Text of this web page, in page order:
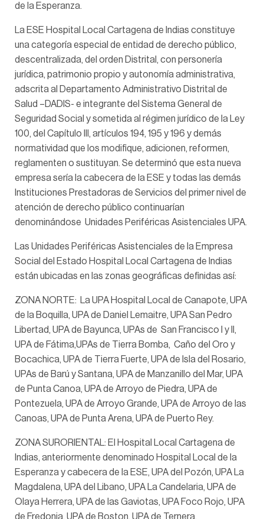
de la Esperanza.
La ESE Hospital Local Cartagena de Indias constituye
una categoría especial de entidad de derecho público,
descentralizada, del orden Distrital, con personería
jurídica, patrimonio propio y autonomía administrativa,
adscrita al Departamento Administrativo Distrital de
Salud –DADIS- e integrante del Sistema General de
Seguridad Social y sometida al régimen jurídico de la Ley
100, del Capítulo III, artículos 194, 195 y 196 y demás
normatividad que los modifique, adicionen, reformen,
reglamenten o sustituyan. Se determinó que esta nueva
empresa sería la cabecera de la ESE y todas las demás
Instituciones Prestadoras de Servicios del primer nivel de
atención de derecho público continuarían
denominándose Unidades Periféricas Asistenciales UPA.
Las Unidades Periféricas Asistenciales de la Empresa
Social del Estado Hospital Local Cartagena de Indias
están ubicadas en las zonas geográficas definidas así:
ZONA NORTE: La UPA Hospital Local de Canapote, UPA
de la Boquilla, UPA de Daniel Lemaitre, UPA San Pedro
Libertad, UPA de Bayunca, UPAs de San Francisco I y II,
UPA de Fátima,UPAs de Tierra Bomba, Caño del Oro y
Bocachica, UPA de Tierra Fuerte, UPA de Isla del Rosario,
UPAs de Barú y Santana, UPA de Manzanillo del Mar, UPA
de Punta Canoa, UPA de Arroyo de Piedra, UPA de
Pontezuela, UPA de Arroyo Grande, UPA de Arroyo de las
Canoas, UPA de Punta Arena, UPA de Puerto Rey.
ZONA SURORIENTAL: El Hospital Local Cartagena de
Indias, anteriormente denominado Hospital Local de la
Esperanza y cabecera de la ESE, UPA del Pozón, UPA La
Magdalena, UPA del Libano, UPA La Candelaria, UPA de
Olaya Herrera, UPA de las Gaviotas, UPA Foco Rojo, UPA
de Fredonia, UPA de Boston, UPA de Ternera.